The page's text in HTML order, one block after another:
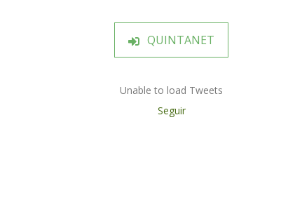
QUINTANET
Unable to load Tweets
Seguir